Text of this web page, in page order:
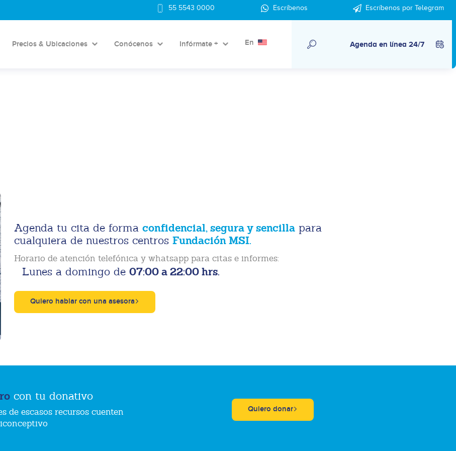
55 5543 0000 Escríbenos Escríbenos por Telegram
Precios & Ubicaciones Conócenos Infórmate + En Agenda en línea 24/7
Agenda tu cita de forma confidencial, segura y sencillapara
cualquiera de nuestros centros Fundación MSI.
Horario de atención telefónica y whatsapp para citas e informes:
Lunes a domingo de 07:00 a 22:00 hrs.
Quiero hablar con una asesora
con tu donativo
de escasos recursos cuenten
Quiero donar